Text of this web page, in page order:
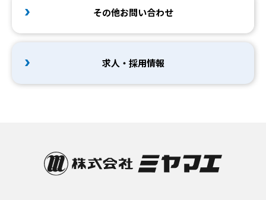
その他お問い合わせ
求人・採用情報